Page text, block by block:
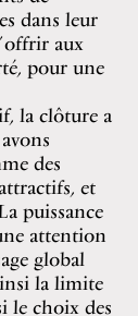
dans leur
aux
pour une
la clôture a
des
et
puissance
attention
global
la limite
le choix des